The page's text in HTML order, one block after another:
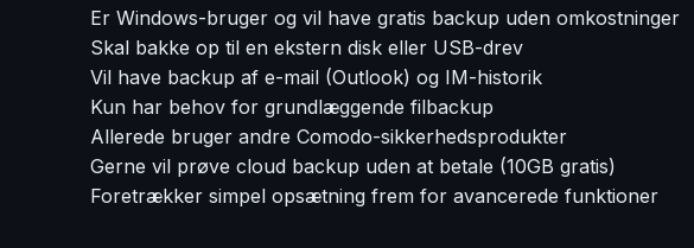
Er Windows-bruger og vil have gratis backup uden omkostninger
Skal bakke op til en ekstern disk eller USB-drev
Vil have backup af e-mail (Outlook) og IM-historik
Kun har behov for grundlæggende filbackup
Allerede bruger andre Comodo-sikkerhedsprodukter
Gerne vil prøve cloud backup uden at betale (10GB gratis)
Foretrækker simpel opsætning frem for avancerede funktioner